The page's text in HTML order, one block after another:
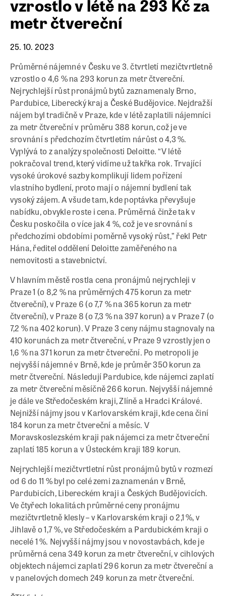
vzrostlo v létě na 293 Kč za
metr čtvereční
25. 10. 2023
Průměrné nájemné v Česku ve 3. čtvrtletí mezičtvrtletně
vzrostlo o 4,6 % na 293 korun za metr čtvereční.
Nejrychlejší růst pronájmů bytů zaznamenaly Brno,
Pardubice, Liberecký kraj a České Budějovice. Nejdražší
nájem byl tradičně v Praze, kde v létě zaplatili nájemníci
za metr čtvereční v průměru 388 korun, což je ve
srovnání s předchozím čtvrtletím nárůst o 4,3 %.
Vyplývá to z analýzy společnosti Deloitte. “V létě
pokračoval trend, který vidíme už takřka rok. Trvající
vysoké úrokové sazby komplikují lidem pořízení
vlastního bydlení, proto mají o nájemní bydlení tak
vysoký zájem. A všude tam, kde poptávka převyšuje
nabídku, obvykle roste i cena. Průměrná činže tak v
Česku poskočila o více jak 4 %, což je ve srovnání s
předchozími obdobími poměrně vysoký růst,” řekl Petr
Hána, ředitel oddělení Deloitte zaměřeného na
nemovitosti a stavebnictví.
V hlavním městě rostla cena pronájmů nejrychleji v
Praze 1 (o 8,2 % na průměrných 475 korun za metr
čtvereční), v Praze 6 (o 7,7 % na 365 korun za metr
čtvereční), v Praze 8 (o 7,3 % na 397 korun) a v Praze 7 (o
7,2 % na 402 korun). V Praze 3 ceny nájmu stagnovaly na
410 korunách za metr čtvereční, v Praze 9 vzrostly jen o
1,6 % na 371 korun za metr čtvereční. Po metropoli je
nejvyšší nájemné v Brně, kde je průměr 350 korun za
metr čtvereční. Následují Pardubice, kde nájemci zaplatí
za metr čtvereční měsíčně 266 korun. Nejvyšší nájemné
je dále ve Středočeském kraji, Zlíně a Hradci Králové.
Nejnižší nájmy jsou v Karlovarském kraji, kde cena činí
184 korun za metr čtvereční a měsíc. V
Moravskoslezském kraji pak nájemci za metr čtvereční
zaplatí 185 korun a v Ústeckém kraji 189 korun.
Nejrychlejší mezičtvrtletní růst pronájmů bytů v rozmezí
od 6 do 11 % byl po celé zemi zaznamenán v Brně,
Pardubicích, Libereckém kraji a Českých Budějovicích.
Ve čtyřech lokalitách průměrné ceny pronájmu
mezičtvrtletně klesly – v Karlovarském kraji o 2,1 %, v
Jihlavě o 1,7 %, ve Středočeském a Pardubickém kraji o
necelé 1 %. Nejvyšší nájmy jsou v novostavbách, kde je
průměrná cena 349 korun za metr čtvereční, v cihlových
objektech nájemci zaplatí 296 korun za metr čtvereční a
v panelových domech 249 korun za metr čtvereční.